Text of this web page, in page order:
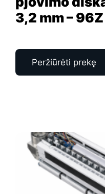
3,2 mm – 96Z
Peržiūrėti prekę